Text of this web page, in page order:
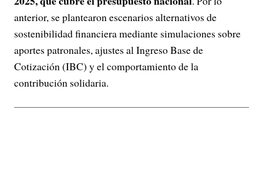
anterior, se plantearon escenarios alternativos de
sostenibilidad financiera mediante simulaciones sobre
aportes patronales, ajustes al Ingreso Base de
Cotización (IBC) y el comportamiento de la
contribución solidaria.